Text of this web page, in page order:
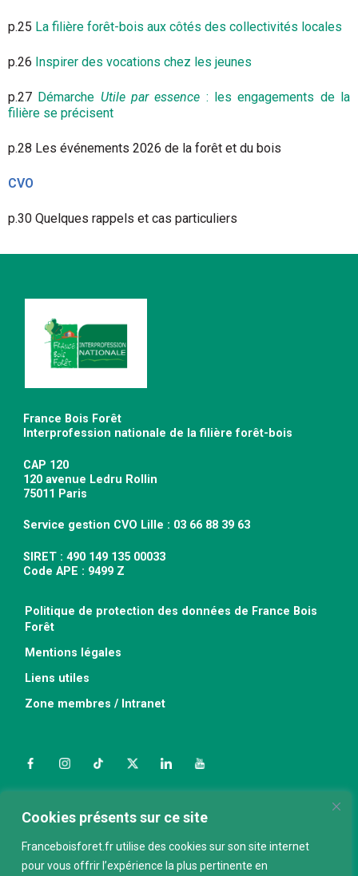
Cookies présents sur ce site
Franceboisforet.fr utilise des cookies sur son site internet
pour vous offrir l’expérience la plus pertinente en
p.25 La filière forêt-bois aux côtés des collectivités locales
p.26 Inspirer des vocations chez les jeunes
p.27 Démarche Utile par essence : les engagements de la
filière se précisent
p.28 Les événements 2026 de la forêt et du bois
CVO
p.30 Quelques rappels et cas particuliers
France Bois Forêt
Interprofession nationale de la filière forêt-bois
CAP 120
120 avenue Ledru Rollin
75011 Paris
Service gestion CVO Lille : 03 66 88 39 63
SIRET : 490 149 135 00033
Code APE : 9499 Z
Politique de protection des données de France Bois
Forêt
Mentions légales
Liens utiles
Zone membres / Intranet
FacebookInstagramTikTokTwitterLinkedInYouTube
Nous contacter